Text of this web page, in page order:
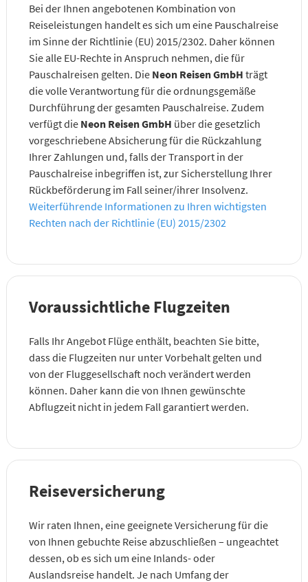
Bei der Ihnen angebotenen Kombination von
Reiseleistungen handelt es sich um eine Pauschalreise
im Sinne der Richtlinie (EU) 2015/2302. Daher können
Sie alle EU-Rechte in Anspruch nehmen, die für
Pauschalreisen gelten. Die Neon Reisen GmbH trägt
die volle Verantwortung für die ordnungsgemäße
Durchführung der gesamten Pauschalreise. Zudem
verfügt die Neon Reisen GmbH über die gesetzlich
vorgeschriebene Absicherung für die Rückzahlung
Ihrer Zahlungen und, falls der Transport in der
Pauschalreise inbegriffen ist, zur Sicherstellung Ihrer
Rückbeförderung im Fall seiner/ihrer Insolvenz.
Weiterführende Informationen zu Ihren wichtigsten
Rechten nach der Richtlinie (EU) 2015/2302
Voraussichtliche Flugzeiten
Falls Ihr Angebot Flüge enthält, beachten Sie bitte,
dass die Flugzeiten nur unter Vorbehalt gelten und
von der Fluggesellschaft noch verändert werden
können. Daher kann die von Ihnen gewünschte
Abflugzeit nicht in jedem Fall garantiert werden.
Reiseversicherung
Wir raten Ihnen, eine geeignete Versicherung für die
von Ihnen gebuchte Reise abzuschließen – ungeachtet
dessen, ob es sich um eine Inlands- oder
Auslandsreise handelt. Je nach Umfang der